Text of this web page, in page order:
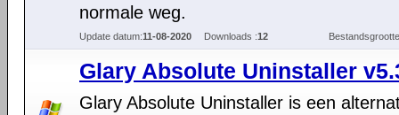
normale weg.
Update datum:11-08-2020 Downloads :12
Glary Absolute Uninstaller
Glary Absolute Uninstaller is een